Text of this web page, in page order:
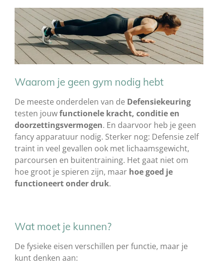
Waarom je geen gym nodig hebt
De meeste onderdelen van de Defensiekeuring
testen jouwfunctionele kracht, conditie en
doorzettingsvermogen. En daarvoor heb je geen
fancy apparatuur nodig. Sterker nog: Defensie zelf
traint in veel gevallen ook met lichaamsgewicht,
parcoursen en buitentraining. Het gaat niet om
hoe groot je spieren zijn, maar hoe goed je
functioneert onder druk.
Wat moet je kunnen?
De fysieke eisen verschillen per functie, maar je
kunt denken aan: